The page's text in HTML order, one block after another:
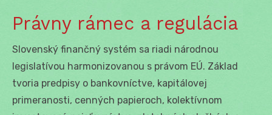
Právny rámec a regulácia
Slovenský finančný systém sa riadi národnou
legislatívou harmonizovanou s právom EÚ. Základ
tvoria predpisy o bankovníctve, kapitálovej
primeranosti, cenných papieroch, kolektívnom